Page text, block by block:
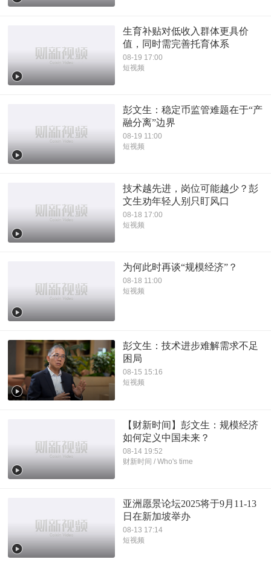
生育补贴对低收入群体更具价
值，同时需完善托育体系
08-19 17:00
短视频
彭文生：稳定币监管难题在于“产
融分离”边界
08-19 11:00
短视频
技术越先进，岗位可能越少？彭
文生劝年轻人别只盯风口
08-18 17:00
短视频
为何此时再谈“规模经济”？
08-18 11:00
短视频
彭文生：技术进步难解需求不足
困局
08-15 15:16
短视频
【财新时间】彭文生：规模经济
如何定义中国未来？
08-14 19:52
财新时间 / Who's time
亚洲愿景论坛2025将于9月11-13
日在新加坡举办
08-13 17:14
短视频